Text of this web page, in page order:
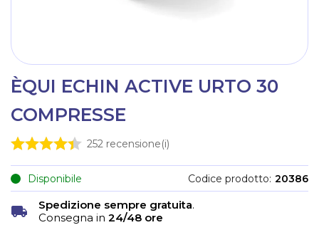
ÈQUI ECHIN ACTIVE URTO 30
COMPRESSE
252 recensione(i)
Disponibile Codice prodotto 20386
Spedizione sempre gratuita.
Consegna in 24/48 ore